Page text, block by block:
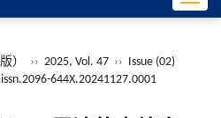
） ›› 2025, Vol. 47 ›› Issue (02)
644X.20241127.0001